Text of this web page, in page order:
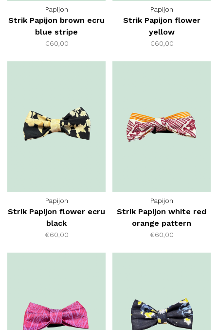
Papijon
Strik Papijon brown ecru
blue stripe
€60,00
Papijon
Strik Papijon flower
yellow
€60,00
Papijon
Strik Papijon flower ecru
black
€60,00
Papijon
Strik Papijon white red
orange pattern
€60,00